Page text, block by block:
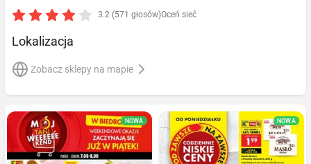
3.2 (571 głosów)Oceń sieć
Lokalizacja
Zobacz sklepy na mapie
NOWA NOWA